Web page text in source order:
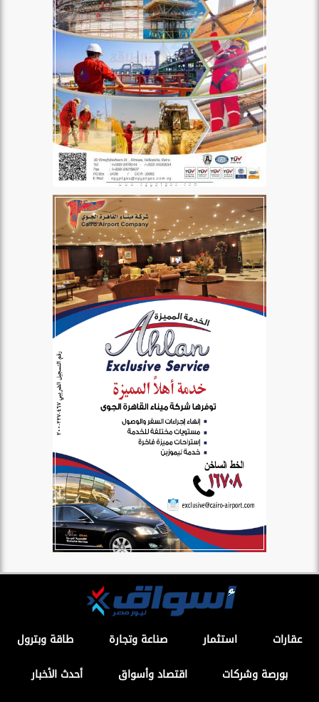
عقارات استثمار صناعة وتجارة
طاقة وبترول
بورصة وشركات
اقتصاد وأسواق
أحدث الأخبار